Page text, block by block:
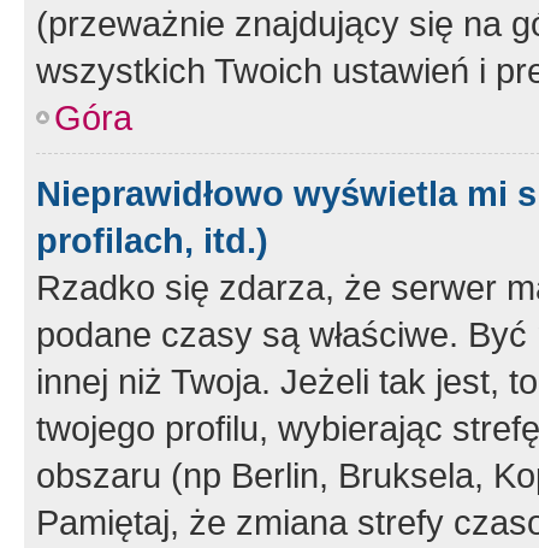
(przeważnie znajdujący się na
wszystkich Twoich ustawień i
Góra
Nieprawidłowo wyświetla mi
profilach, itd.)
Rzadko się zdarza, że serwer
podane czasy są właściwe.
innej niż Twoja. Jeżeli tak jest,
twojego profilu, wybierając
obszaru (np Berlin, Bruksela,
Pamiętaj, że zmiana strefy